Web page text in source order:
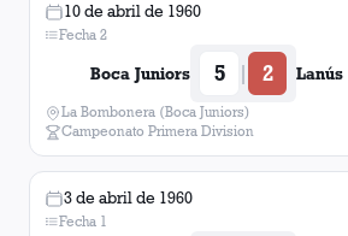
10 de abril de 1960
Fecha 2
Boca Juniors 5 | 2 Lanús
La Bombonera (Boca Juniors)
Campeonato Primera Division
3 de abril de 1960
Fecha 1